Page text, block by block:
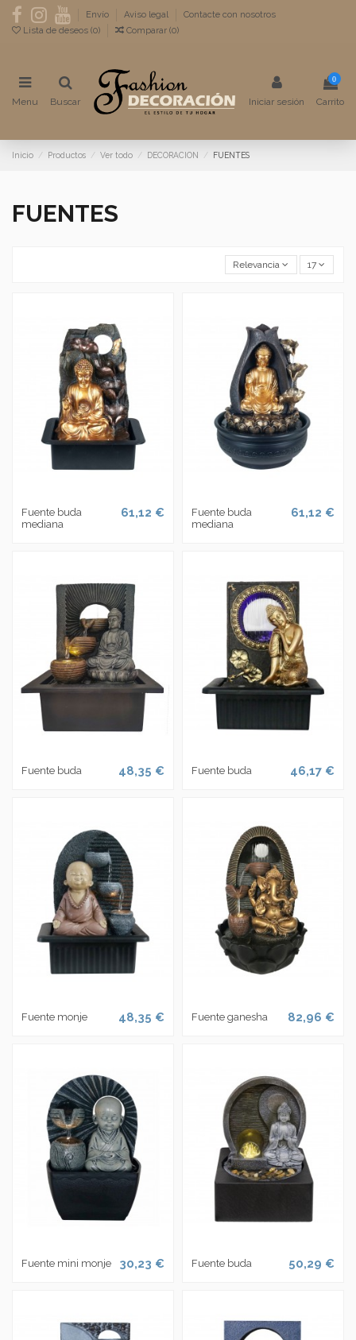
Envío Aviso legal
Contacte con nosotros
Lista de deseos (0) Comparar (0)
Menu Buscar Iniciar sesión
0
Carrito
Inicio Productos Ver todo DECORACION FUENTES
FUENTES
Relevancia 17
Fuente buda
mediana
61,12 €
Fuente buda
mediana
61,12 €
Fuente buda 48,35 € Fuente buda 46,17 €
Fuente monje 48,35 € Fuente ganesha 82,96 €
Fuente mini monje 30,23 € Fuente buda 50,29 €